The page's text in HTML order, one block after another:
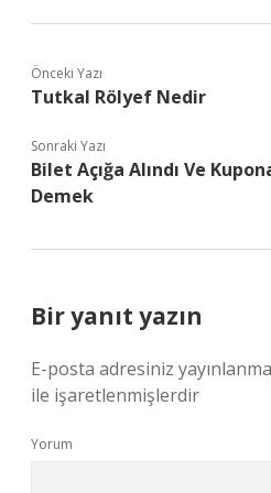
Önceki Yazı
Tutkal Rölyef Nedir
Sonraki Yazı
Bilet Açığa Alındı Ve
Demek
Bir yanıt yazın
E-posta adresiniz
ile işaretlenmişlerdir
Yorum